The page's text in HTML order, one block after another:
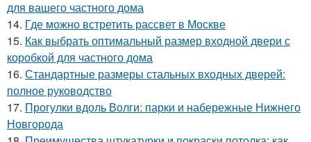
для вашего частного дома
14. Где можно встретить рассвет в Москве
15. Как выбрать оптимальный размер входной двери с
коробкой для частного дома
16. Стандартные размеры стальных входных дверей:
полное руководство
17. Прогулки вдоль Волги: парки и набережные Нижнего
Новгорода